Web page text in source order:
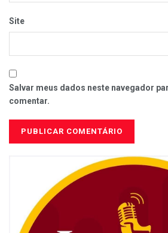
Site
Salvar meus dados neste navegador
comentar.